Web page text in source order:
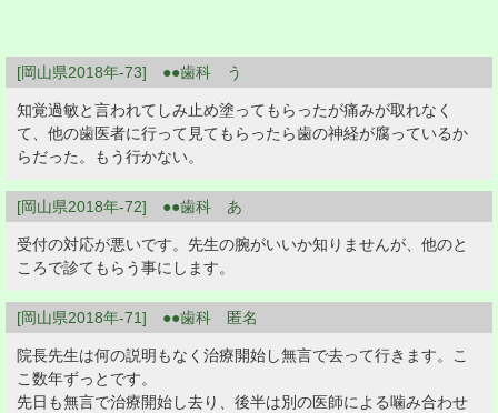
[岡山県2018年-73] ●●歯科 う
知覚過敏と言われてしみ止め塗ってもらったが痛みが取れなく
て、他の歯医者に行って見てもらったら歯の神経が腐っているか
らだった。もう行かない。
[岡山県2018年-72] ●●歯科 あ
受付の対応が悪いです。先生の腕がいいか知りませんが、他のと
ころで診てもらう事にします。
[岡山県2018年-71] ●●歯科 匿名
院長先生は何の説明もなく治療開始し無言で去って行きます。こ
こ数年ずっとです。
先日も無言で治療開始し去り、後半は別の医師による噛み合わせ